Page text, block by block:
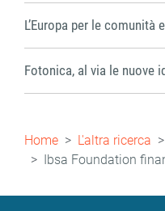
L’Europa per le comunità
Fotonica, al via le nuove
Briciole
di
pane
Home L'altra ricerca
Ibsa Foundation